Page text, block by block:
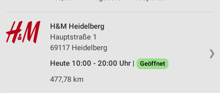
❯
H&M Heidelberg
Hauptstraße 1
69117 Heidelberg
Heute 10:00 - 20:00 Uhr |
Geöffnet
477,78 km
Verwendung von Profilen zur Auswahl
personalisierter Werbung
Erstellung von Profilen zur Personalisierung